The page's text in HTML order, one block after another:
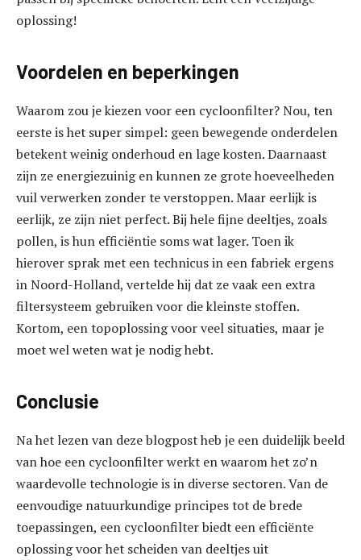
oplossing!
Voordelen en beperkingen
Waarom zou je kiezen voor een cycloonfilter? Nou, ten
eerste is het super simpel: geen bewegende onderdelen
betekent weinig onderhoud en lage kosten. Daarnaast
zijn ze energiezuinig en kunnen ze grote hoeveelheden
vuil verwerken zonder te verstoppen. Maar eerlijk is
eerlijk, ze zijn niet perfect. Bij hele fijne deeltjes, zoals
pollen, is hun efficiëntie soms wat lager. Toen ik
hierover sprak met een technicus in een fabriek ergens
in Noord-Holland, vertelde hij dat ze vaak een extra
filtersysteem gebruiken voor die kleinste stoffen.
Kortom, een topoplossing voor veel situaties, maar je
moet wel weten wat je nodig hebt.
Conclusie
Na het lezen van deze blogpost heb je een duidelijk beeld
van hoe een cycloonfilter werkt en waarom het zo’n
waardevolle technologie is in diverse sectoren. Van de
eenvoudige natuurkundige principes tot de brede
toepassingen, een cycloonfilter biedt een efficiënte
oplossing voor het scheiden van deeltjes uit